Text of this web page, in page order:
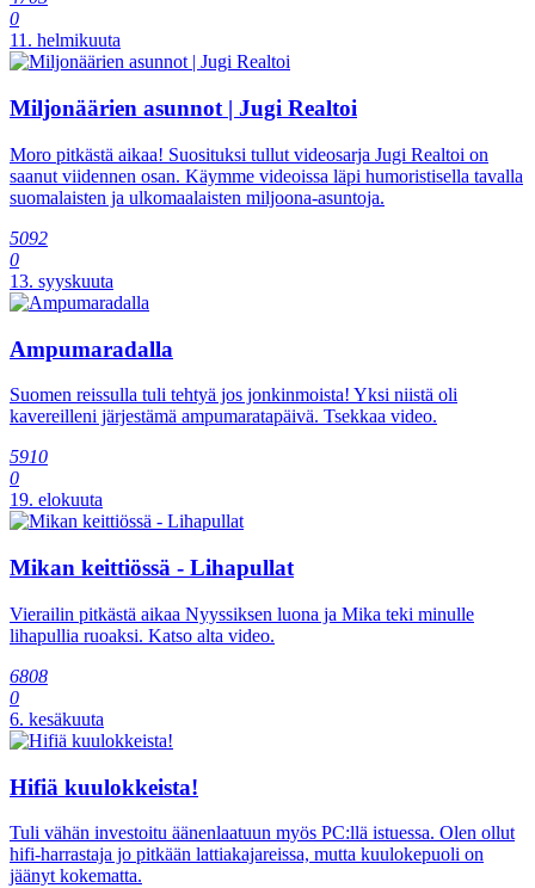
0
11. helmikuuta
Miljonäärien asunnot | Jugi Realtoi
Moro pitkästä aikaa! Suosituksi tullut videosarja Jugi Realtoi on
saanut viidennen osan. Käymme videoissa läpi humoristisella tavalla
suomalaisten ja ulkomaalaisten miljoona-asuntoja.
5092
0
13. syyskuuta
Ampumaradalla
Suomen reissulla tuli tehtyä jos jonkinmoista! Yksi niistä oli
kavereilleni järjestämä ampumaratapäivä. Tsekkaa video.
5910
0
19. elokuuta
Mikan keittiössä - Lihapullat
Vierailin pitkästä aikaa Nyyssiksen luona ja Mika teki minulle
lihapullia ruoaksi. Katso alta video.
6808
0
6. kesäkuuta
Hifiä kuulokkeista!
Tuli vähän investoitu äänenlaatuun myös PC:llä istuessa. Olen ollut
hifi-harrastaja jo pitkään lattiakajareissa, mutta kuulokepuoli on
jäänyt kokematta.